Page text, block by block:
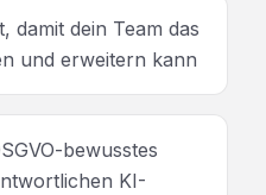
damit dein Team das
und erweitern kann
bewusstes
KI-